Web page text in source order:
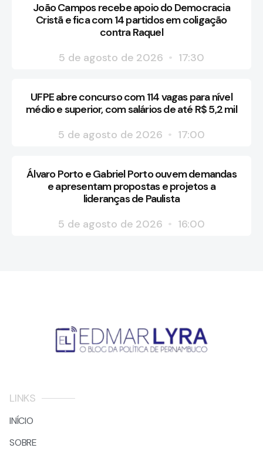
João Campos recebe apoio do Democracia
Cristã e fica com 14 partidos em coligação
contra Raquel
5 de agosto de 2026
17:30
UFPE abre concurso com 114 vagas para nível
médio e superior, com salários de até R$ 5,2 mil
5 de agosto de 2026
17:00
Álvaro Porto e Gabriel Porto ouvem demandas
e apresentam propostas e projetos a
lideranças de Paulista
5 de agosto de 2026
16:00
LINKS
INÍCIO
SOBRE